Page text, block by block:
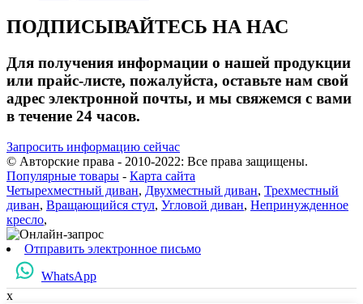
ПОДПИСЫВАЙТЕСЬ НА НАС
Для получения информации о нашей продукции
или прайс-листе, пожалуйста, оставьте нам свой
адрес электронной почты, и мы свяжемся с вами
в течение 24 часов.
Запросить информацию сейчас
© Авторские права - 2010-2022: Все права защищены.
Популярные товары - Карта сайта
Четырехместный диван, Двухместный диван, Трехместный
диван, Вращающийся стул, Угловой диван, Непринужденное
кресло,
Отправить электронное письмо
WhatsApp
x